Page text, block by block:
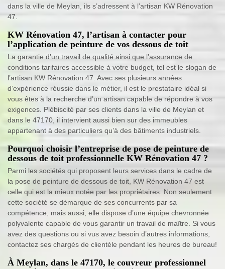
dans la ville de Meylan, ils s’adressent à l’artisan KW Rénovation
47.
KW Rénovation 47, l’artisan à contacter pour
l’application de peinture de vos dessous de toit
La garantie d’un travail de qualité ainsi que l’assurance de
conditions tarifaires accessible à votre budget, tel est le slogan de
l’artisan KW Rénovation 47. Avec ses plusieurs années
d’expérience réussie dans le métier, il est le prestataire idéal si
vous êtes à la recherche d’un artisan capable de répondre à vos
exigences. Plébiscité par ses clients dans la ville de Meylan et
dans le 47170, il intervient aussi bien sur des immeubles
appartenant à des particuliers qu’à des bâtiments industriels.
Pourquoi choisir l’entreprise de pose de peinture de
dessous de toit professionnelle KW Rénovation 47 ?
Parmi les sociétés qui proposent leurs services dans le cadre de
la pose de peinture de dessous de toit, KW Rénovation 47 est
celle qui est la mieux notée par les propriétaires. Non seulement
cette société se démarque de ses concurrents par sa
compétence, mais aussi, elle dispose d’une équipe chevronnée
polyvalente capable de vous garantir un travail de maître. Si vous
avez des questions ou si vus avez besoin d’autres informations,
contactez ses chargés de clientèle pendant les heures de bureau!
À Meylan, dans le 47170, le couvreur professionnel